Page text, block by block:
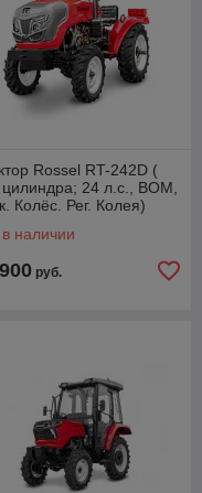
земли и повысить
операций.
Rossel RT-242D (
24 л.с., BOM,
Колёс. Рег. Колея)
наличии
руб.